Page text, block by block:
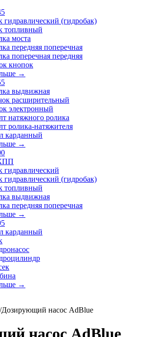
гидравлический (гидробак)
топливный
моста
передняя поперечная
поперечная передняя
кнопок
→
выдвижная
расширительный
электронный
натяжного ролика
ролика-натяжителя
карданный
→
гидравлический
гидравлический (гидробак)
топливный
выдвижная
передняя поперечная
→
карданный
→
/Дозирующий насос AdBlue